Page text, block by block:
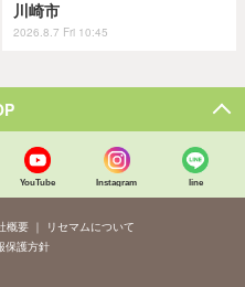
川崎市
2026.8.7 Fri 10:45
YouTube Instagram line
概要
リセマムについて
保護方針